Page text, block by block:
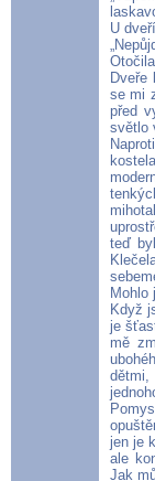
U
Dveře
se mi
před
světlo
teď
Mohlo
Když
je
mě
jen je
ale
Jak